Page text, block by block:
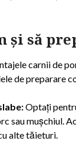
și să
carnii de
de preparare
Optați
sau mușchiul.
alte tăieturi.